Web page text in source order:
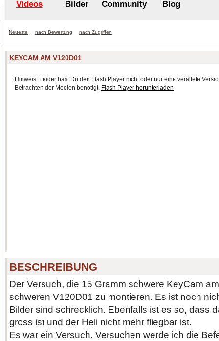
Videos Bilder Community Blog
Neueste nach Bewertung nach Zugriffen
KEYCAM AM V120D01
Hinweis: Leider hast Du den Flash Player nicht oder nur eine veraltete
Betrachten der Medien benötigt. Flash Player herunterladen
BESCHREIBUNG
Der Versuch, die 15 Gramm schwere KeyCam
schweren V120D01 zu montieren. Es ist noch
Bilder sind schrecklich. Ebenfalls ist es so, dass
gross ist und der Heli nicht mehr fliegbar ist.
Es war ein Versuch. Versuchen werde ich die